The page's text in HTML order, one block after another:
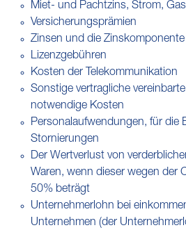
Miet- und Pachtzins, Strom,
Versicherungsprämien
Zinsen und die
Lizenzgebühren
Kosten der Telekommunikation
Sonstige vertragliche
notwendige Kosten
Personalaufwendungen, für die
Stornierungen
Der Wertverlust von
Waren, wenn dieser wegen der
50% beträgt
Unternehmerlohn bei
Unternehmen (der